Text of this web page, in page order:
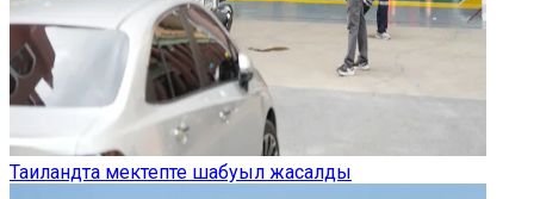
Таиландта мектепте шабуыл жасалды